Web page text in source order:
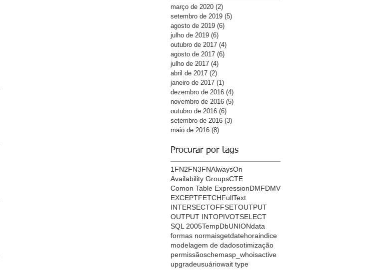
março de 2020 (2)
setembro de 2019 (5)
agosto de 2019 (6)
julho de 2019 (6)
outubro de 2017 (4)
agosto de 2017 (6)
julho de 2017 (4)
abril de 2017 (2)
janeiro de 2017 (1)
dezembro de 2016 (4)
novembro de 2016 (5)
outubro de 2016 (6)
setembro de 2016 (3)
maio de 2016 (8)
Procurar por tags
1FN2FN3FNAlwaysOn
Availability GroupsCTE
Comon Table ExpressionDMFDMV
EXCEPTFETCHFullText
INTERSECTOFFSETOUTPUT
OUTPUT INTOPIVOTSELECT
SQL 2005TempDbUNIONdata
formas normaisgetdatehoraindice
modelagem de dadosotimização
permissãoschemasp_whoisactive
upgradeusuáriowait type